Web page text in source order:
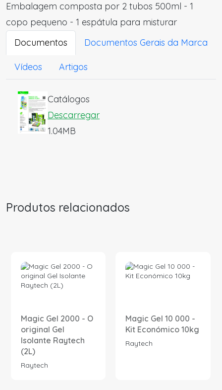
Embalagem composta por 2 tubos 500ml - 1
copo pequeno - 1 espátula para misturar
Documentos
Documentos Gerais da Marca
Vídeos Artigos
Catálogos
Descarregar
1.04MB
Produtos relacionados
Magic Gel 2000 - O
original Gel
Isolante Raytech
(2L)
Raytech
Magic Gel 10 000 -
Kit Económico 10kg
Raytech